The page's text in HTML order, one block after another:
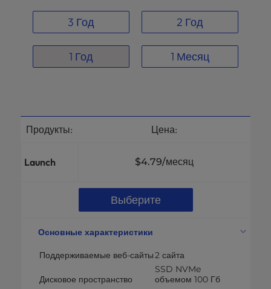
3 Год 2 Год
1 Год 1 Месяц
Продукты: Цена:
Launch $4.79/месяц
Выберите
Основные характеристики
Поддерживаемые веб-сайты2 сайта
Дисковое пространство
SSD NVMe
объемом 100 Гб